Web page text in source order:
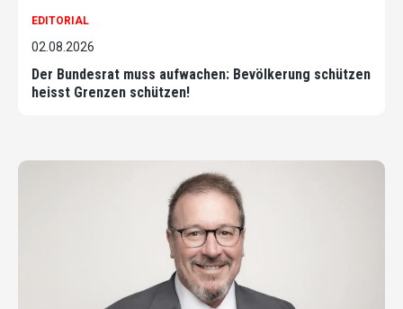
EDITORIAL
02.08.2026
Der Bundesrat muss aufwachen: Bevölkerung schützen
heisst Grenzen schützen!